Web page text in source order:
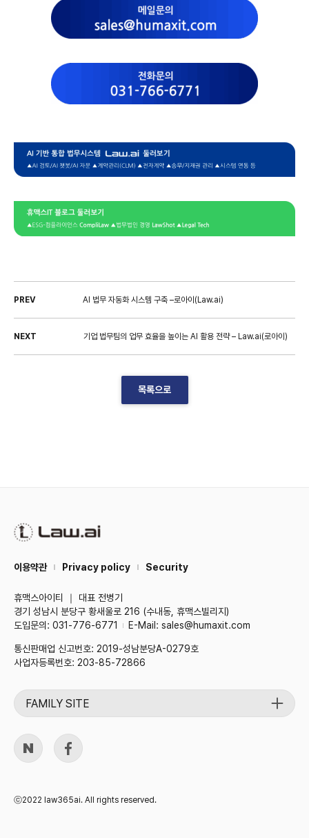
PREV AI 법무 자동화 시스템 구축 –로아이(Law.ai)
NEXT 기업 법무팀의 업무 효율을 높이는 AI 활용 전략 – Law.ai(로아이)
목록으로
이용약관 Privacy policy Security
휴맥스아이티 ｜ 대표 전병기
경기 성남시 분당구 황새울로 216 (수내동, 휴맥스빌리지)
도입문의: 031-776-6771
E-Mail: sales@humaxit.com
통신판매업 신고번호: 2019-성남분당A-0279호
사업자등록번호: 203-85-72866
FAMILY SITE
ⓒ2022 law365ai. All rights reserved.